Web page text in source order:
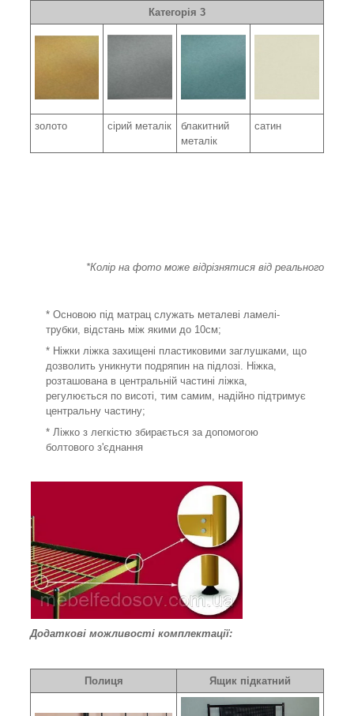
Категорія 3
золото сірий металік
блакитний
металік
сатин
*Колір на фото може відрізнятися від реального
* Основою під матрац служать металеві ламелі-
трубки, відстань між якими до 10см;
* Ніжки ліжка захищені пластиковими заглушками, що
дозволить уникнути подряпин на підлозі. Ніжка,
розташована в центральній частині ліжка,
регулюється по висоті, тим самим, надійно підтримує
центральну частину;
* Ліжко з легкістю збирається за допомогою
болтового з'єднання
Додаткові можливості комплектації:
Полиця Ящик підкатний